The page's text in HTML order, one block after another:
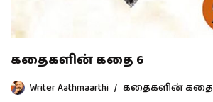
கதைகளின் கதை 6
Writer Aathmaarthi கதைகளின் கதை